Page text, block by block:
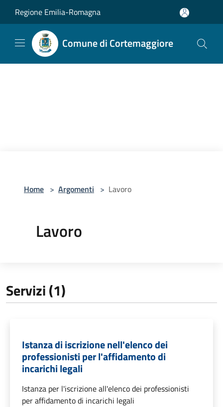
Regione Emilia-Romagna
Comune di Cortemaggiore
Home > Argomenti > Lavoro
Lavoro
Servizi (1)
Istanza di iscrizione nell'elenco dei
professionisti per l'affidamento di
incarichi legali
Istanza per l'iscrizione all'elenco dei professionisti
per affidamento di incarichi legali